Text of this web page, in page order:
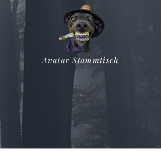
Avatar Stammtisch